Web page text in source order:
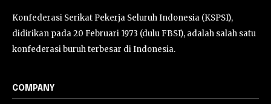
Konfederasi Serikat Pekerja Seluruh Indonesia (KSPSI),
didirikan pada 20 Februari 1973 (dulu FBSI), adalah salah satu
konfederasi buruh terbesar di Indonesia.
COMPANY